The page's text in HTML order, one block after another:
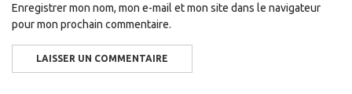
Enregistrer mon nom, mon e-mail et mon site dans le navigateur
pour mon prochain commentaire.